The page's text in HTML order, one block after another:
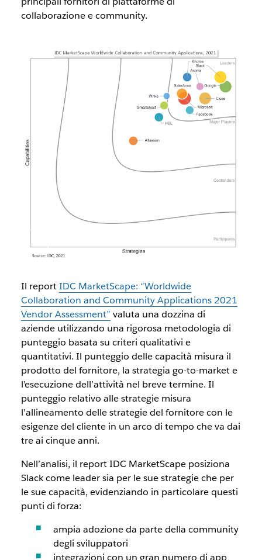
collaborazione e community.
Il reportIDC MarketScape: “Worldwide
Collaboration and Community Applications 2021
Vendor Assessment” valuta una dozzina di
aziende utilizzando una rigorosa metodologia di
punteggio basata su criteri qualitativi e
quantitativi. Il punteggio delle capacità misura il
prodotto del fornitore, la strategia go-to-market e
l’esecuzione dell’attività nel breve termine. Il
punteggio relativo alle strategie misura
l’allineamento delle strategie del fornitore con le
esigenze del cliente in un arco di tempo che va dai
tre ai cinque anni.
Nell’analisi, il report IDC MarketScape posiziona
Slack come leader sia per le sue strategie che per
le sue capacità, evidenziando in particolare questi
punti di forza:
ampia adozione da parte della community
degli sviluppatori
integrazioni con un gran numero di app